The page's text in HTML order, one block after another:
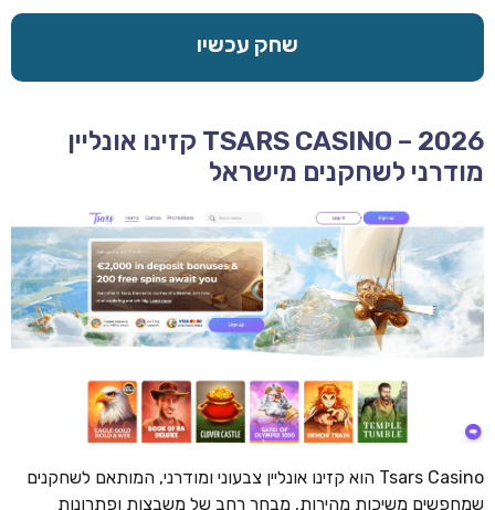
שחק עכשיו
TSARS CASINO – 2026 קזינו אונליין
מודרני לשחקנים מישראל
Tsars Casino הוא קזינו אונליין צבעוני ומודרני, המותאם לשחקנים
שמחפשים משיכות מהירות, מבחר רחב של משבצות ופתרונות